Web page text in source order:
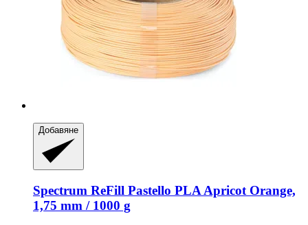
Добавяне
Spectrum ReFill Pastello PLA Apricot Orange,
1,75 mm / 1000 g